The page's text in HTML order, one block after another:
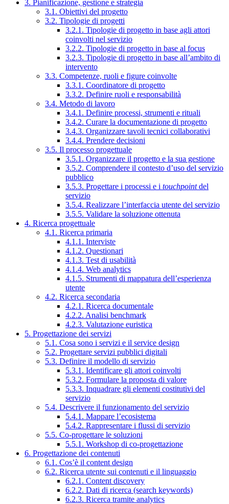
3. Pianificazione, gestione e strategia
3.1. Obiettivi del progetto
3.2. Tipologie di progetti
3.2.1. Tipologie di progetto in base agli attori
coinvolti nel servizio
3.2.2. Tipologie di progetto in base al focus
3.2.3. Tipologie di progetto in base all’ambito di
intervento
3.3. Competenze, ruoli e figure coinvolte
3.3.1. Coordinatore di progetto
3.3.2. Definire ruoli e responsabilità
3.4. Metodo di lavoro
3.4.1. Definire processi, strumenti e rituali
3.4.2. Curare la documentazione di progetto
3.4.3. Organizzare tavoli tecnici collaborativi
3.4.4. Prendere decisioni
3.5. Il processo progettuale
3.5.1. Organizzare il progetto e la sua gestione
3.5.2. Comprendere il contesto d’uso del servizio
pubblico
3.5.3. Progettare i processi e i touchpointdel
servizio
3.5.4. Realizzare l’interfaccia utente del servizio
3.5.5. Validare la soluzione ottenuta
4. Ricerca progettuale
4.1. Ricerca primaria
4.1.1. Interviste
4.1.2. Questionari
4.1.3. Test di usabilità
4.1.4. Web analytics
4.1.5. Strumenti di mappatura dell’esperienza
utente
4.2. Ricerca secondaria
4.2.1. Ricerca documentale
4.2.2. Analisi benchmark
4.2.3. Valutazione euristica
5. Progettazione dei servizi
5.1. Cosa sono i servizi e il service design
5.2. Progettare servizi pubblici digitali
5.3. Definire il modello di servizio
5.3.1. Identificare gli attori coinvolti
5.3.2. Formulare la proposta di valore
5.3.3. Inquadrare gli elementi costitutivi del
servizio
5.4. Descrivere il funzionamento del servizio
5.4.1. Mappare l’ecosistema
5.4.2. Rappresentare i flussi di servizio
5.5. Co-progettare le soluzioni
5.5.1. Workshop di co-progettazione
6. Progettazione dei contenuti
6.1. Cos’è il content design
6.2. Ricerca utente sui contenuti e il linguaggio
6.2.1. Content discovery
6.2.2. Dati di ricerca (search keywords)
6.2.3. Ricerca tramite analytics